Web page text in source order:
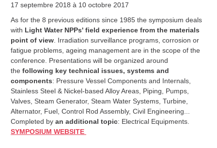
17 septembre 2018 à 10 octobre 2017
As for the 8 previous editions since 1985 the symposium deals
with Light Water NPPs' field experience from the materials
point of view. Irradiation surveillance programs, corrosion or
fatigue problems, ageing management are in the scope of the
conference. Presentations will be organized around
thefollowing key technical issues, systems and
components: Pressure Vessel Components and Internals,
Stainless Steel & Nickel-based Alloy Areas, Piping, Pumps,
Valves, Steam Generator, Steam Water Systems, Turbine,
Alternator, Fuel, Control Rod Assembly, Civil Engineering...
Completed byan additional topic: Electrical Equipments.
SYMPOSIUM WEBSITE